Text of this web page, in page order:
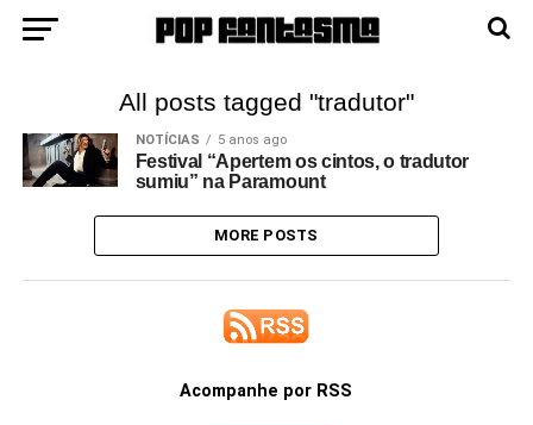
All posts tagged "tradutor"
NOTÍCIAS 5 anos ago
Festival “Apertem os cintos, o tradutor
sumiu” na Paramount
MORE POSTS
Acompanhe por RSS